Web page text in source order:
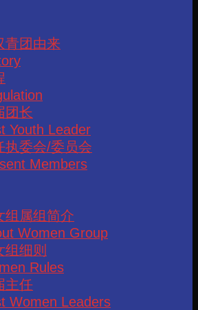
青团由来
团长
Youth Leader
执委会/委员会
Members
组属组简介
Women Group
组细则
Rules
主任
Women Leaders